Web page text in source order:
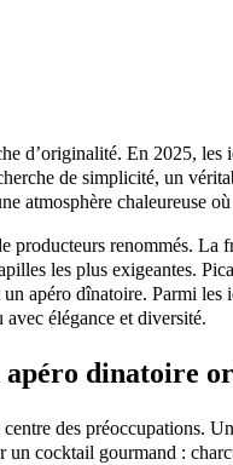
En 2025,
de simplicité, un
atmosphère chaleureuse
producteurs renommés.
les plus exigeantes.
apéro dînatoire. Parmi
élégance et diversité.
apéro dinatoire
des préoccupations.
cocktail gourmand :